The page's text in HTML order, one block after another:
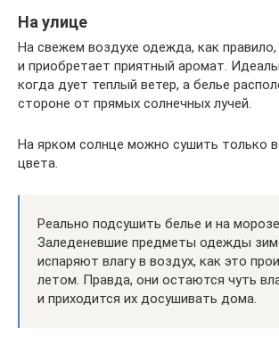
На улице
На свежем воздухе одежда, как
и приобретает приятный аромат.
когда дует теплый ветер, а белье
стороне от прямых солнечных лучей.
На ярком солнце можно сушить только
цвета.
Реально подсушить белье и на
Заледеневшие предметы одежды
испаряют влагу в воздух, как это
летом. Правда, они остаются чуть
и приходится их досушивать дома.